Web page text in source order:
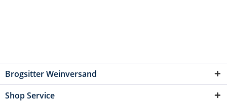
Brogsitter Weinversand
Shop Service